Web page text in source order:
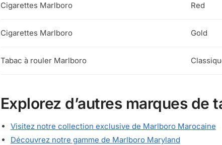
Cigarettes Marlboro Red
Cigarettes Marlboro Gold
Tabac à rouler Marlboro
Explorez d’autres marques de
Visitez notre collection exclusive de Marlboro Marocaine
Découvrez notre gamme de Marlboro Maryland